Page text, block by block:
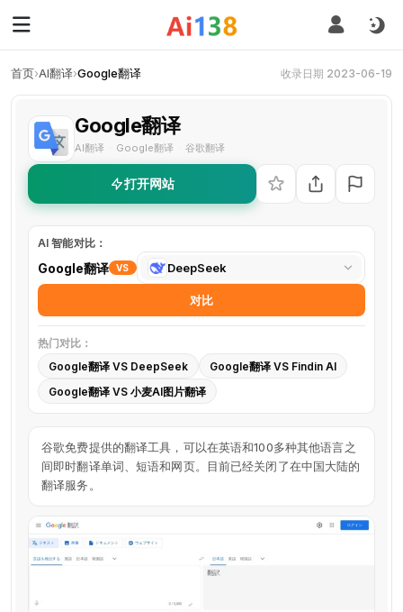
首页›AI翻译›Google翻译 收录日期 2023-06-19
Google翻译
AI翻译 Google翻译 谷歌翻译
打开网站
AI 智能对比：
Google翻译 VS
选
择
具
DeepSeek
对比
热门对比：
Google翻译 VS DeepSeek
Google翻译 VS Findin AI
Google翻译 VS 小麦AI图片翻译
谷歌免费提供的翻译工具，可以在英语和100多种其他语言之
间即时翻译单词、短语和网页。目前已经关闭了在中国大陆的
翻译服务。